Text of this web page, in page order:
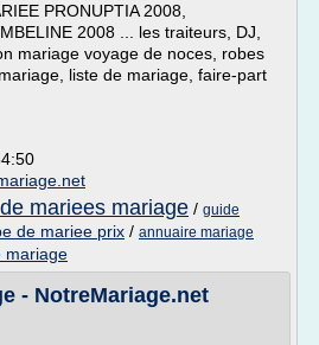
PRONUPTIA 2008,
2008 ... les traiteurs, DJ,
mariage voyage de noces, robes
liste de mariage, faire-part
mariees mariage / guide
de mariee prix / annuaire mariage
mariage
- NotreMariage.net